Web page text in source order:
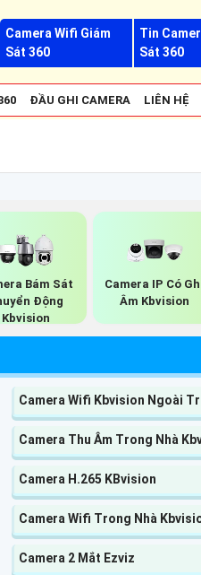
Camera Wifi Giám
Sát 360
Tin
Sát 360
ĐẦU GHI CAMERA LIÊN HỆ
Bám Sát
Động
Kbvision
Camera IP Có
Âm Kbvision
Camera Wifi Kbvision Ngoài
Camera Thu Âm Trong Nhà
Camera H.265 KBvision
Camera Wifi Trong Nhà
Camera 2 Mắt Ezviz